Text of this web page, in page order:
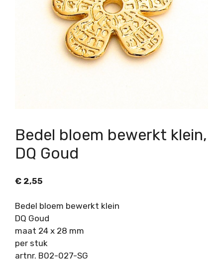
Bedel bloem bewerkt klein,
DQ Goud
€ 2,55
Bedel bloem bewerkt klein
DQ Goud
maat 24 x 28 mm
per stuk
artnr. B02-027-SG